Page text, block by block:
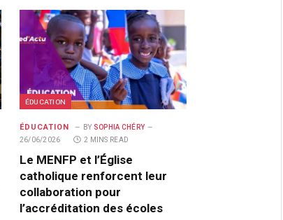
ÉDUCATION
ÉDUCATION BY SOPHIA CHÉRY
26/06/2026
2 MINS READ
Le MENFP et l’Église
catholique renforcent leur
collaboration pour
l’accréditation des écoles